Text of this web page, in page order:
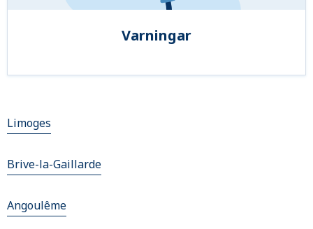
Varningar
Limoges
Brive-la-Gaillarde
Angoulême